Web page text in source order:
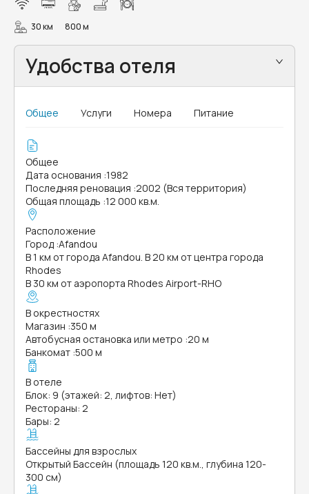
30 км 800 м
Удобства отеля
Общее Услуги Номера Питание
Общее
Дата основания :1982
Последняя реновация :2002 (Вся территория)
Общая площадь :12 000 кв.м.
Расположение
Город :Afandou
В 1 км от города Afandou. В 20 км от центра города
Rhodes
В 30 км от аэропорта Rhodes Airport-RHO
В окрестностях
Магазин :350 м
Автобусная остановка или метро :20 м
Банкомат :500 м
В отеле
Блок: 9 (этажей: 2, лифтов: Нет)
Рестораны: 2
Бары: 2
Бассейны для взрослых
Открытый Бассейн (площадь 120 кв.м., глубина 120-
300 см)